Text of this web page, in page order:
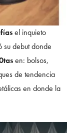
el inquieto
su debut donde
en: bolsos,
de tendencia
en donde la